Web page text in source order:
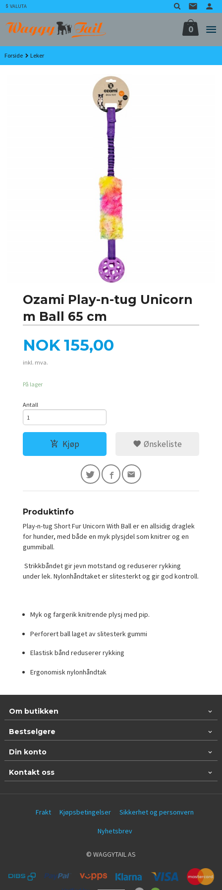
Gå
til
innholdet
VALUTA
0
Forside Leker
Ozami Play-n-tug Unicorn
m Ball 65 cm
Pris
NOK155,00
inkl. mva.
På lager
Antall
Kjøp Ønskeliste
Produktinfo
Play-n-tug Short Fur Unicorn With Ball er en allsidig draglek
for hunder, med både en myk plysjdel som knitrer og en
gummiball.
Strikkbåndet gir jevn motstand og reduserer rykking
under lek. Nylonhåndtaket er slitesterkt og gir god kontroll.
Myk og fargerik knitrende plysj med pip.
Perforert ball laget av slitesterk gummi
Elastisk bånd reduserer rykking
Ergonomisk nylonhåndtak
Om butikken
Bestselgere
Din konto
Kontakt oss
Frakt Kjøpsbetingelser Sikkerhet og personvern
Nyhetsbrev
© WAGGYTAIL AS